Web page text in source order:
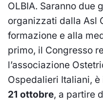
OLBIA. Saranno due
organizzati dalla Asl
formazione e alla
primo, il Congresso
l’associazione
Ospedalieri Italiani,
21 ottobre, a partire